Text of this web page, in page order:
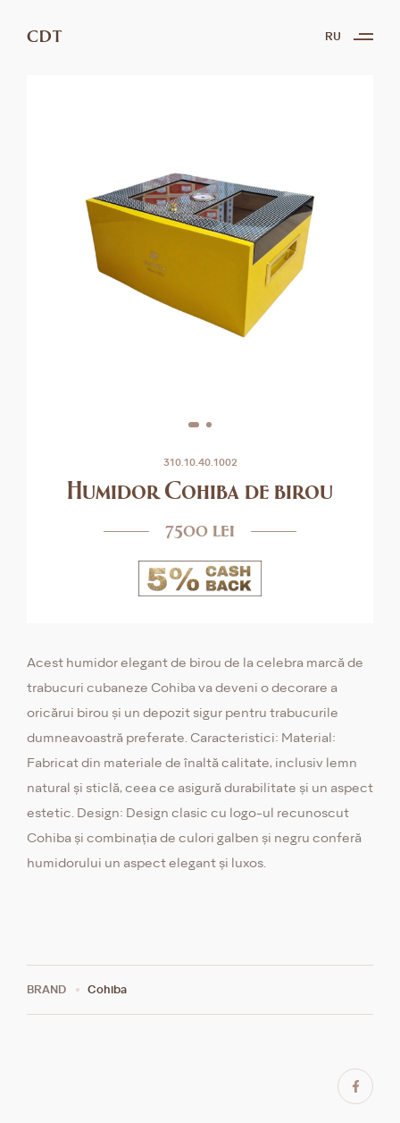
CDT RU
310.10.40.1002
Humidor Cohiba de birou
7500 lei
Acest humidor elegant de birou de la celebra marcă de
trabucuri cubaneze Cohiba va deveni o decorare a
oricărui birou și un depozit sigur pentru trabucurile
dumneavoastră preferate. Caracteristici: Material:
Fabricat din materiale de înaltă calitate, inclusiv lemn
natural și sticlă, ceea ce asigură durabilitate și un aspect
estetic. Design: Design clasic cu logo-ul recunoscut
Cohiba și combinația de culori galben și negru conferă
humidorului un aspect elegant și luxos.
BRAND Cohiba